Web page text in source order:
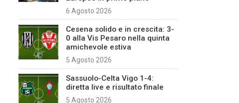
6 Agosto 2026
Cesena solido e in crescita: 3-
0 alla Vis Pesaro nella quinta
amichevole estiva
5 Agosto 2026
Sassuolo-Celta Vigo 1-4:
diretta live e risultato finale
5 Agosto 2026